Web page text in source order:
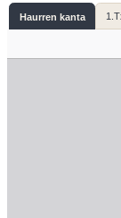
Haurren kanta